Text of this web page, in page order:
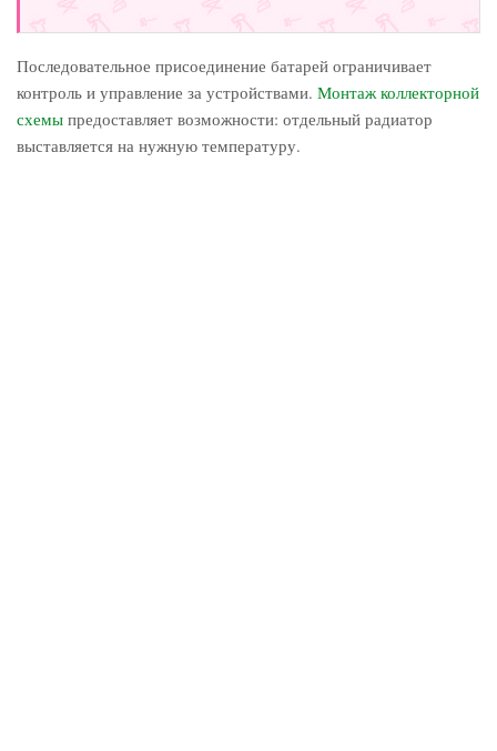
Последовательное присоединение батарей ограничивает
контроль и управление за устройствами. Монтаж коллекторной
схемы предоставляет возможности: отдельный радиатор
выставляется на нужную температуру.